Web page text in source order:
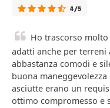
4/5
Ho trascorso
adatti anche per terreni
abbastanza comodi e
buona
asciutte erano un
ottimo compromesso e